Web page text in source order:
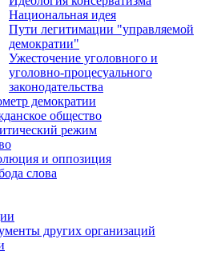
Национальная идея
Пути легитимации "управляемой
демократии"
Ужесточение уголовного и
уголовно-процесуального
законодательства
демократии
общество
режим
и оппозиция
слова
других организаций